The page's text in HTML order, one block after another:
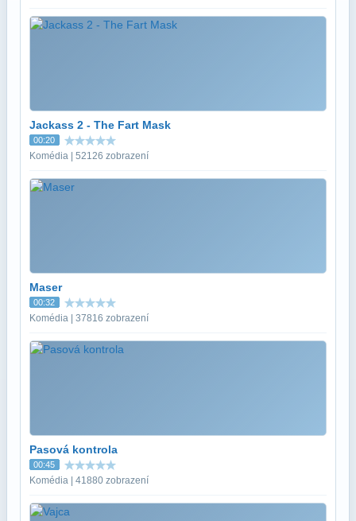
Jackass 2 - The Fart Mask
00:20
Komédia | 52126 zobrazení
Maser
00:32
Komédia | 37816 zobrazení
Pasová kontrola
00:45
Komédia | 41880 zobrazení